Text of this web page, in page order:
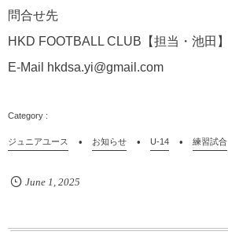
問合せ先
HKD FOOTBALL CLUB【担当・池田】
E-Mail hkdsa.yi@gmail.com
ジュニアユース お知らせ U-14 練習試合
June 1 2025